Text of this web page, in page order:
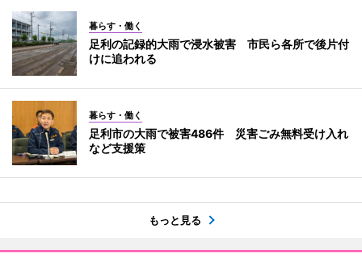
暮らす・働く
足利の記録的大雨で浸水被害 市民ら各所で後片付
けに追われる
暮らす・働く
足利市の大雨で被害486件 災害ごみ無料受け入れ
など支援策
もっと見る